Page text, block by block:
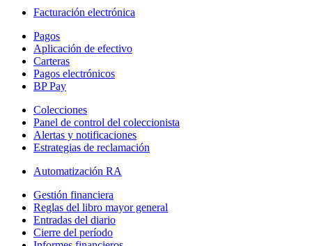
Facturación electrónica
Pagos
Aplicación de efectivo
Carteras
Pagos electrónicos
BP Pay
Colecciones
Panel de control del coleccionista
Alertas y notificaciones
Estrategias de reclamación
Automatización RA
Gestión financiera
Reglas del libro mayor general
Entradas del diario
Cierre del período